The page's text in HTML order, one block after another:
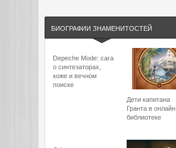
БИОГРАФИИ ЗНАМЕНИТОСТЕЙ
Depeche Mode: сага
о синтезаторах,
коже и вечном
поиске
Дети капитана
Гранта в онлайн
библиотеке